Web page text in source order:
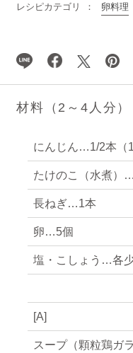
レシピカテゴリ
卵料理
材料（2～4人分）
にんじん…1/2本（
たけのこ（水煮）
長ねぎ…1本
卵…5個
塩・こしょう…各
[A]
スープ（顆粒鶏ガ